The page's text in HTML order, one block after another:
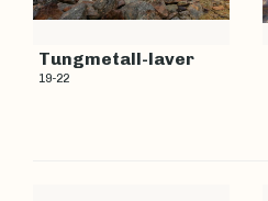
Tungmetall-laver
19-22